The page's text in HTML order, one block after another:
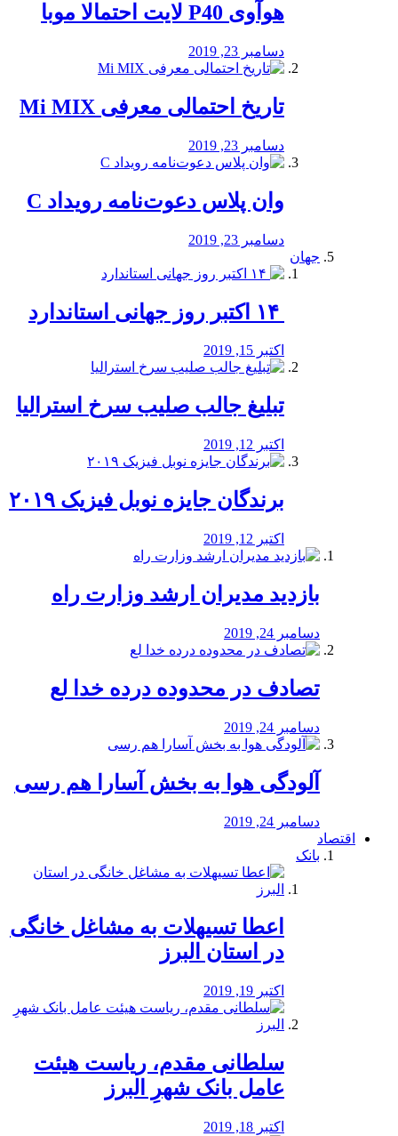
هوآوی P40 لایت احتمالا موبا
دسامبر 23, 2019
تاریخ احتمالی معرفی Mi MIX
دسامبر 23, 2019
وان پلاس دعوت‌نامه رویداد C
دسامبر 23, 2019
جهان
اکتبر 15, 2019
تبلیغ جالب صلیب سرخ استرالیا
اکتبر 12, 2019
برندگان جایزه نوبل فیزیک ۲۰۱۹
اکتبر 12, 2019
بازدید مدیران ارشد وزارت راه
دسامبر 24, 2019
تصادف در محدوده درده خدا لع
دسامبر 24, 2019
آلودگی هوا به بخش آسارا هم رسی
دسامبر 24, 2019
اقتصاد
بانک
️اعطا تسیهلات به مشاغل خانگی
در استان البرز
اکتبر 19, 2019
سلطانی مقدم، ریاست هیئت
عامل بانک شهرِ البرز
اکتبر 18, 2019